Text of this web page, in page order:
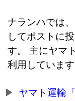
ナランハでは
してポストに
す。 主にヤマ
利用しています
ヤマト運輸